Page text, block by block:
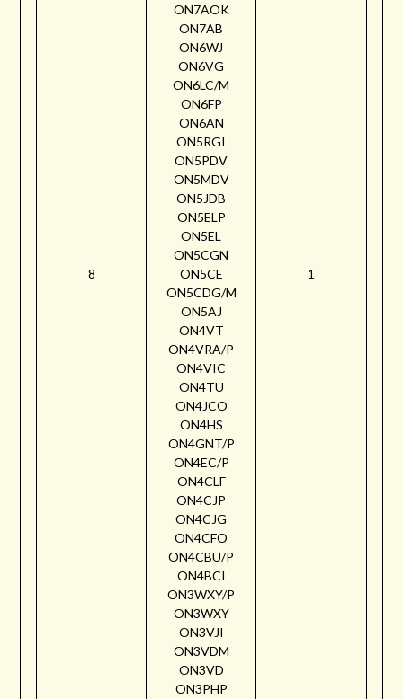
8
ON7AOK
ON7AB
ON6WJ
ON6VG
ON6LC/M
ON6FP
ON6AN
ON5RGI
ON5PDV
ON5MDV
ON5JDB
ON5ELP
ON5EL
ON5CGN
ON5CE
ON5CDG/M
ON5AJ
ON4VT
ON4VRA/P
ON4VIC
ON4TU
ON4JCO
ON4HS
ON4GNT/P
ON4EC/P
ON4CLF
ON4CJP
ON4CJG
ON4CFO
ON4CBU/P
ON4BCI
ON3WXY/P
ON3WXY
ON3VJI
ON3VDM
ON3VD
ON3PHP
1